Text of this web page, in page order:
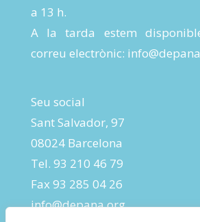
a 13 h.
A la tarda estem
correu electrònic:
Seu social
Sant Salvador, 97
08024 Barcelona
Tel. 93 210 46 79
Fax 93 285 04 26
info@depana.org